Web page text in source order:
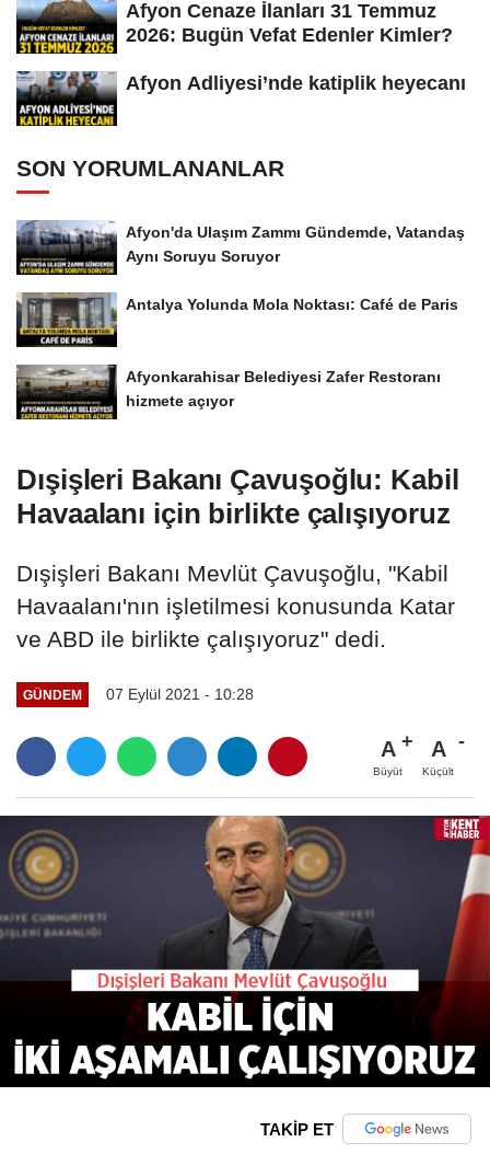
Afyon Cenaze İlanları 31 Temmuz
2026: Bugün Vefat Edenler Kimler?
Afyon Adliyesi’nde katiplik heyecanı
SON YORUMLANANLAR
Afyon'da Ulaşım Zammı Gündemde, Vatandaş
Aynı Soruyu Soruyor
Antalya Yolunda Mola Noktası: Café de Paris
Afyonkarahisar Belediyesi Zafer Restoranı
hizmete açıyor
Dışişleri Bakanı Çavuşoğlu: Kabil
Havaalanı için birlikte çalışıyoruz
Dışişleri Bakanı Mevlüt Çavuşoğlu, "Kabil
Havaalanı'nın işletilmesi konusunda Katar
ve ABD ile birlikte çalışıyoruz" dedi.
GÜNDEM 07 Eylül 2021 - 10:28
A
Büyüt
A
Küçült
TAKİP ET